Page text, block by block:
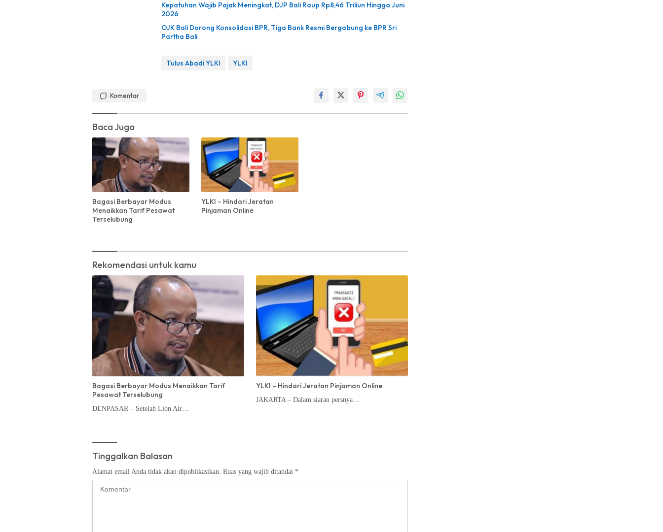
Kepatuhan Wajib Pajak Meningkat, DJP Bali Raup Rp8,46 Triliun Hingga Juni
2026
OJK Bali Dorong Konsolidasi BPR, Tiga Bank Resmi Bergabung ke BPR Sri
Partha Bali
Tulus Abadi YLKI YLKI
Komentar
Baca Juga
Bagasi Berbayar Modus
Menaikkan Tarif Pesawat
Terselubung
YLKI – Hindari Jeratan
Pinjaman Online
Rekomendasi untuk kamu
Bagasi Berbayar Modus Menaikkan Tarif
Pesawat Terselubung
DENPASAR – Setelah Lion Air…
YLKI – Hindari Jeratan Pinjaman Online
JAKARTA – Dalam siaran persnya…
Tinggalkan Balasan
Alamat email Anda tidak akan dipublikasikan. Ruas yang wajib ditandai *